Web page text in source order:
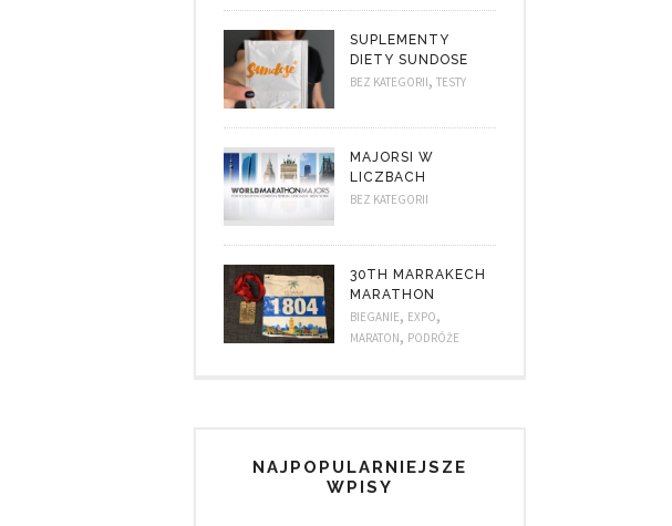
SUPLEMENTY
DIETY SUNDOSE
BEZ KATEGORII, TESTY
MAJORSI W
LICZBACH
BEZ KATEGORII
30TH MARRAKECH
MARATHON
BIEGANIE, EXPO,
MARATON, PODRÓŻE
NAJPOPULARNIEJSZE
WPISY